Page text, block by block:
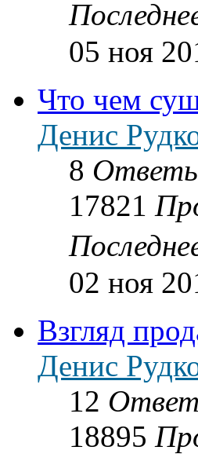
05 ноя
Что чем
Денис
8
17821
02 ноя
Взгляд
Денис
12
18895